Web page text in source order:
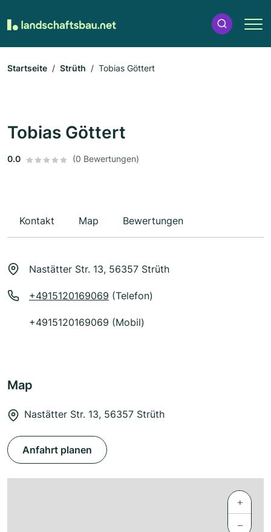
Startseite Strüth Tobias Göttert
Tobias Göttert
0.0 (0 Bewertungen)
Kontakt Map Bewertungen
Nastätter Str. 13, 56357 Strüth
+4915120169069 (Telefon)
+4915120169069 (Mobil)
Map
Nastätter Str. 13, 56357 Strüth
Anfahrt planen
+
−